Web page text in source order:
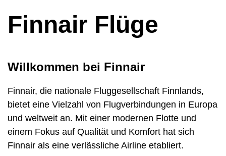
Finnair Flüge
Willkommen bei Finnair
Finnair, die nationale Fluggesellschaft Finnlands,
bietet eine Vielzahl von Flugverbindungen in Europa
und weltweit an. Mit einer modernen Flotte und
einem Fokus auf Qualität und Komfort hat sich
Finnair als eine verlässliche Airline etabliert.